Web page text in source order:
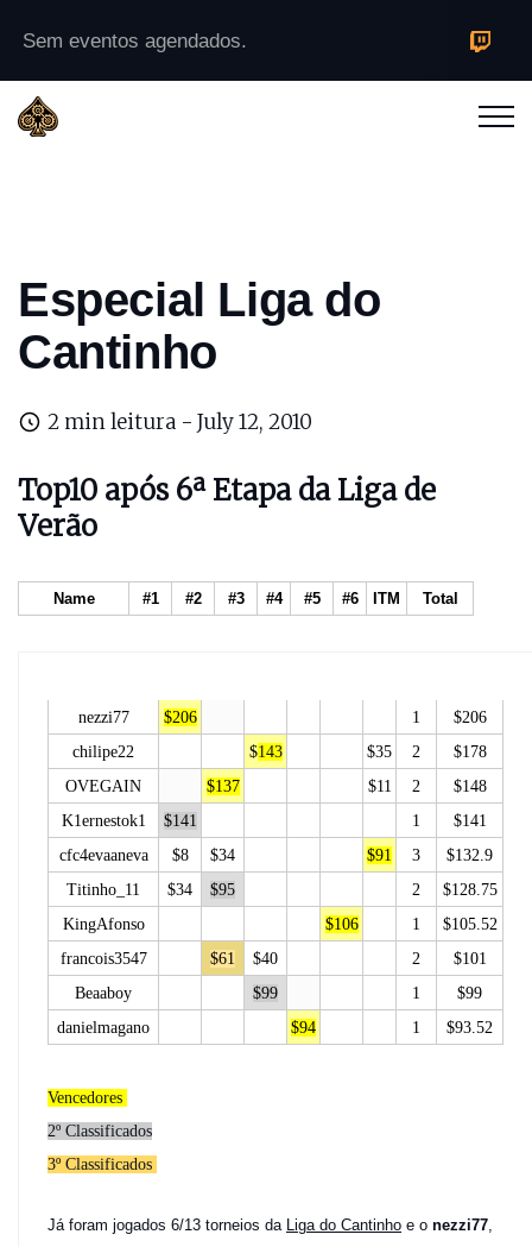
Sem eventos agendados.
Especial Liga do
Cantinho
2 min leitura - July 12, 2010
Top10 após 6ª Etapa daLiga de
Verão
Name #1 #2 #3 #4 #5 #6 ITM Total
nezzi77 $206 1
$206
chilipe22
$143 $35 2
$178
OVEGAIN
$137 $11 2
$148
K1ernestok1
$141 1
$141
cfc4evaaneva
$8 $34 $91 3
$132.9
Titinho_11
$34 $95 2
$128.75
KingAfonso
$106 1
$105.52
francois3547
$61 $40 2
$101
Beaaboy
$99 1
$99
danielmagano
$94 1 $93.52
Vencedores
2º Classificados
3º Classificados
Já foram jogados 6/13 torneios da Liga do Cantinho e o nezzi77,